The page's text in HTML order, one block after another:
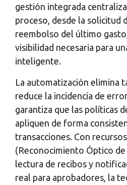
gestión integrada
proceso, desde la solicitud
reembolso del último
visibilidad necesaria para
inteligente.
La automatización elimina
reduce la incidencia de
garantiza que las políticas
apliquen de forma
transacciones. Con
(Reconocimiento Óptico de
lectura de recibos y
real para aprobadores, la